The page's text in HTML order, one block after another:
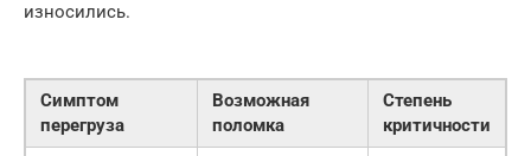
износились.
Симптом
перегруза
Возможная
поломка
Степень
критичности